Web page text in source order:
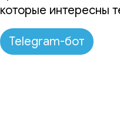
которые интересны
Telegram-бот